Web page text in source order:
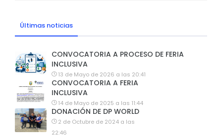
Últimas noticias
CONVOCATORIA A PROCESO DE FERIA
INCLUSIVA
13 de Mayo de 2026 a las 20:41
CONVOCATORIA A FERIA
INCLUSIVA
14 de Mayo de 2025 a las 11:44
DONACIÓN DE DP WORLD
2 de Octubre de 2024 a las
22:46